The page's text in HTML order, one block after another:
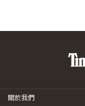
關於我們